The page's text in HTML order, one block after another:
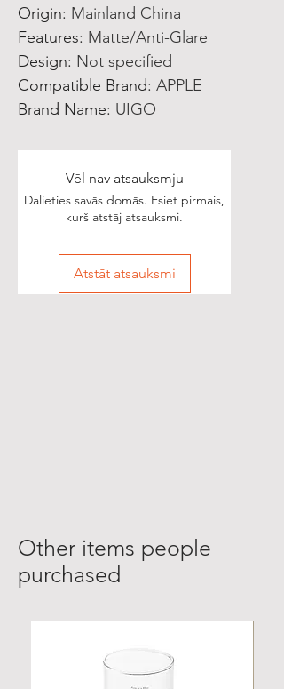
Origin: Mainland China
Features: Matte/Anti-Glare
Design: Not specified
Compatible Brand: APPLE
Brand Name: UIGO
Vēl nav atsauksmju
Dalieties savās domās. Esiet pirmais,
kurš atstāj atsauksmi.
Atstāt atsauksmi
Other items people
purchased